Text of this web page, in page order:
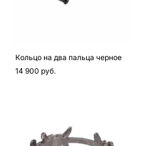
Кольцо на два пальца черное
14 900 pуб.